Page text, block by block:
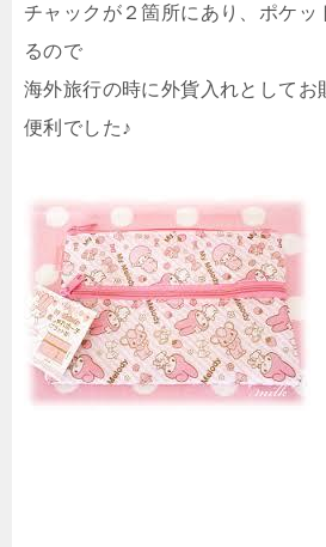
チャックが２箇所にあり、ポケッ
るので
海外旅行の時に外貨入れとしてお
便利でした♪